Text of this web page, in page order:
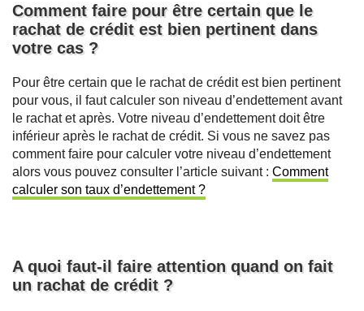
Comment faire pour être certain que le
rachat de crédit est bien pertinent dans
votre cas ?
Pour être certain que le rachat de crédit est bien pertinent
pour vous, il faut calculer son niveau d’endettement avant
le rachat et après. Votre niveau d’endettement doit être
inférieur après le rachat de crédit. Si vous ne savez pas
comment faire pour calculer votre niveau d’endettement
alors vous pouvez consulter l’article suivant : Comment
calculer son taux d’endettement ?
A quoi faut-il faire attention quand on fait
un rachat de crédit ?